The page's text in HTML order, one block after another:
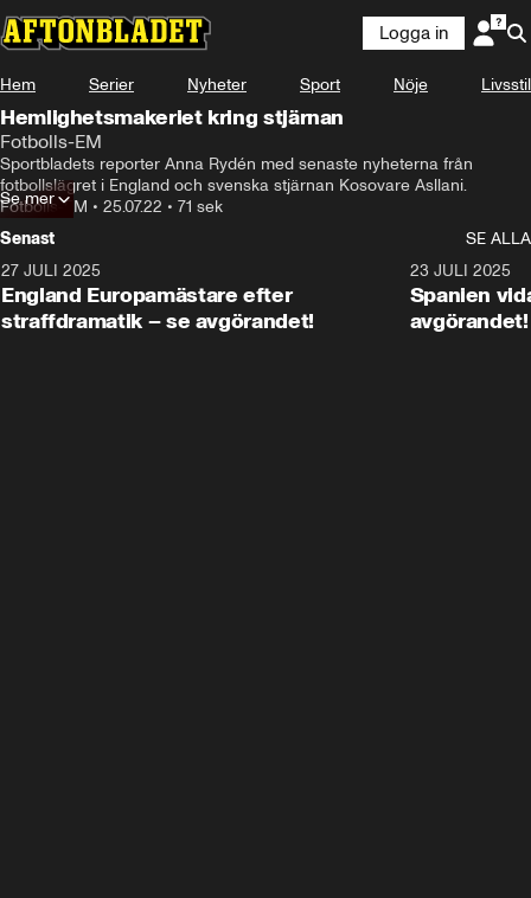
Logga in
Hem Serier Nyheter Sport Nöje Livsstil
Hemlighetsmakeriet kring stjärnan
Fotbolls-EM
Sportbladets reporter Anna Rydén med senaste nyheterna från
fotbollslägret i England och svenska stjärnan Kosovare Asllani.
Fotbolls-EM • 25.07.22 • 71 sek
Se mer
Senast
SE ALLA
27 JULI 2025
England Europamästare efter
straffdramatik – se avgörandet!
23 JULI 2025
Spanien
avgörandet!